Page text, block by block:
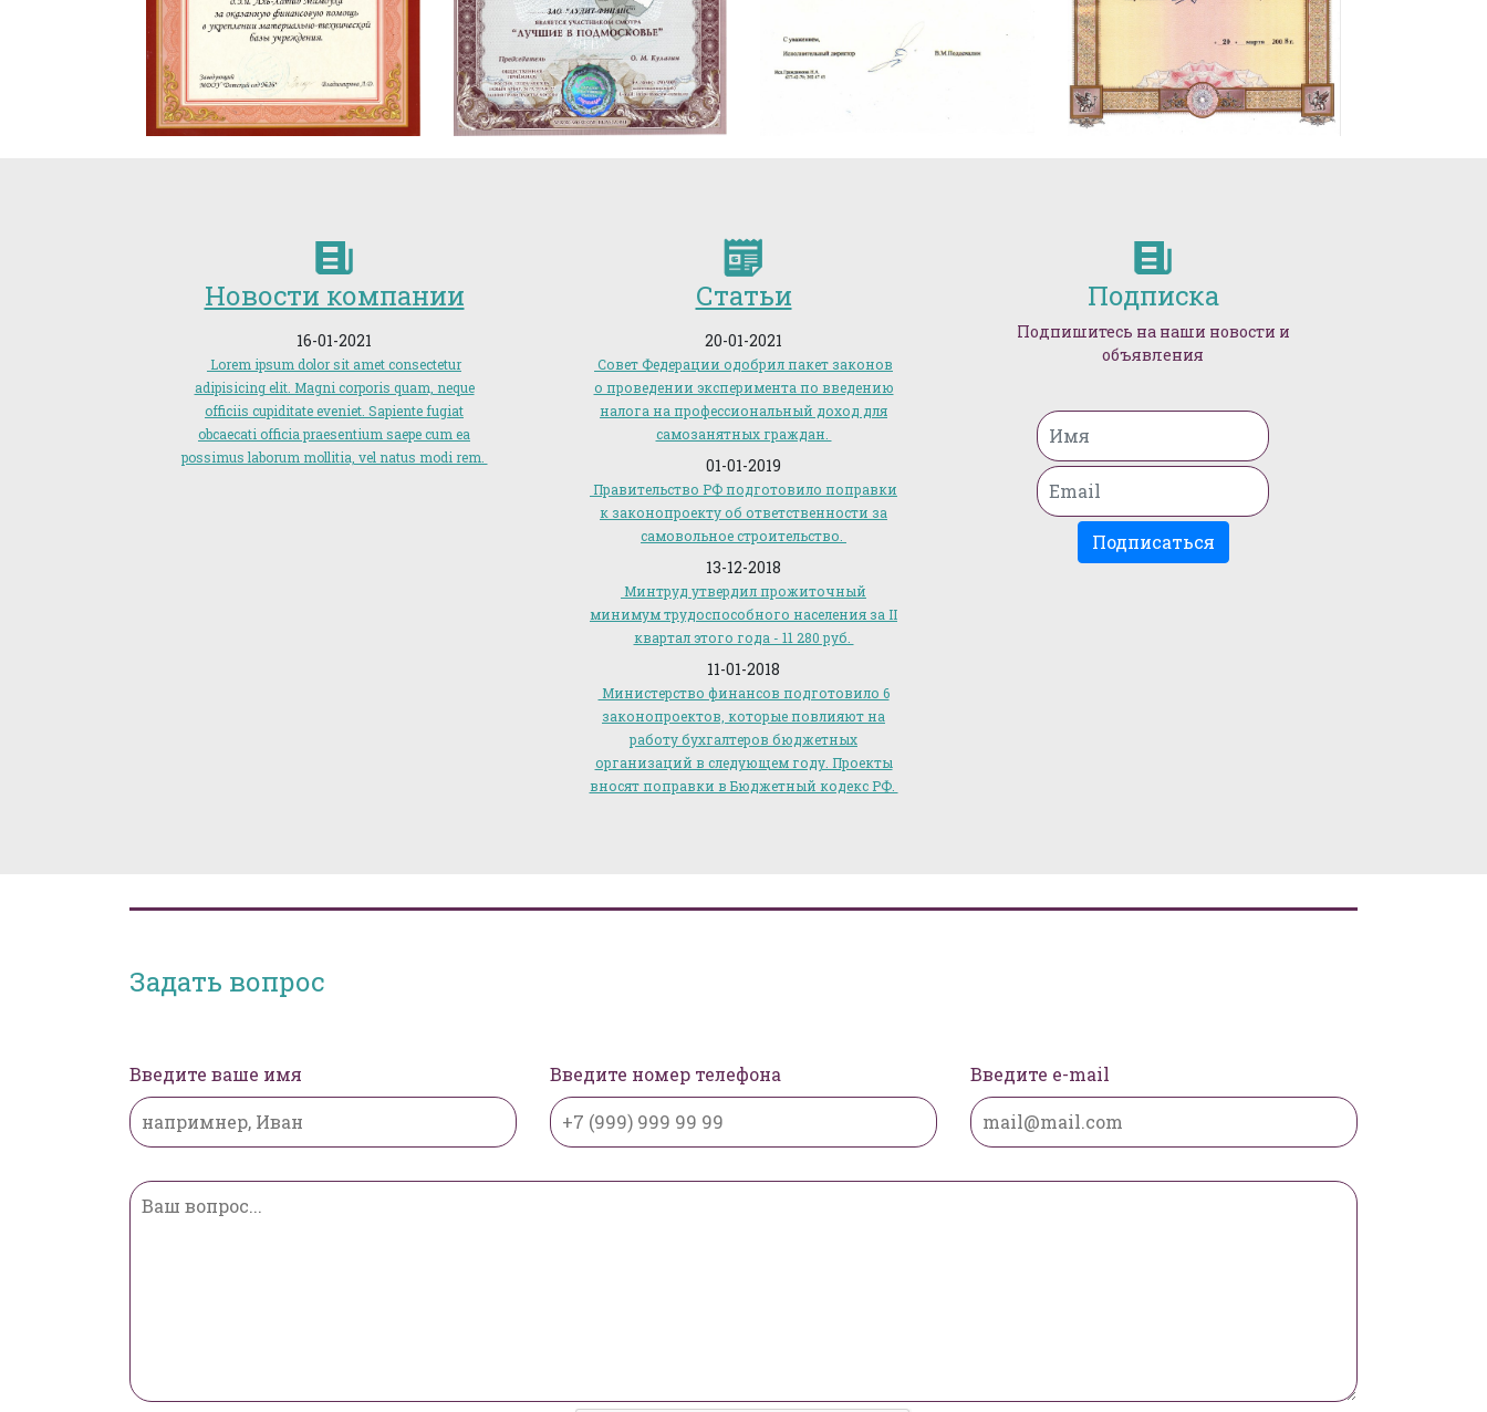
Новости компании
16-01-2021
Lorem ipsum dolor sit amet consectetur
adipisicing elit. Magni corporis quam, neque
officiis cupiditate eveniet. Sapiente fugiat
obcaecati officia praesentium saepe cum ea
possimus laborum mollitia, vel natus modi rem.
Статьи
20-01-2021
Совет Федерации одобрил пакет законов
о проведении эксперимента по введению
налога на профессиональный доход для
самозанятных граждан.
01-01-2019
Правительство РФ подготовило поправки
к законопроекту об ответственности за
самовольное строительство.
13-12-2018
Минтруд утвердил прожиточный
минимум трудоспособного населения за II
квартал этого года - 11 280 руб.
11-01-2018
Министерство финансов подготовило 6
законопроектов, которые повлияют на
работу бухгалтеров бюджетных
организаций в следующем году. Проекты
вносят поправки в Бюджетный кодекс РФ.
Подписка
Подпишитесь на наши новости и
объявления
Подписаться
Задать вопрос
Введите ваше имя Введите номер телефона Введите e-mail